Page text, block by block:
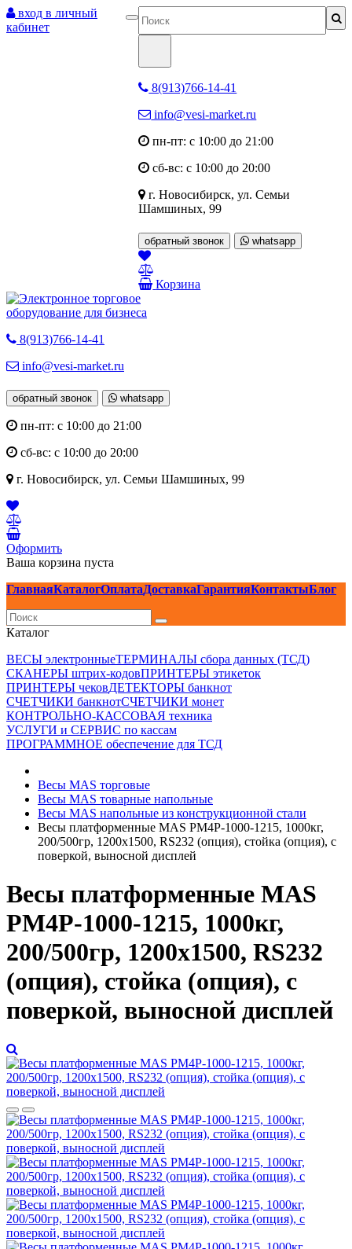
вход в личный
кабинет
8(913)766-14-41
info@vesi-market.ru
пн-пт: с 10:00 до 21:00
сб-вс: с 10:00 до 20:00
г. Новосибирск,ул. Семьи
Шамшиных, 99
обратный звонок whatsapp
Корзина
8(913)766-14-41
info@vesi-market.ru
обратный звонок whatsapp
пн-пт: с 10:00 до 21:00
сб-вс: с 10:00 до 20:00
г. Новосибирск, ул. Семьи Шамшиных, 99
Оформить
Ваша корзина пуста
ГлавнаяКаталогОплатаДоставкаГарантияКонтактыБлог
Каталог
ВЕСЫ электронныеТЕРМИНАЛЫ сбора данных (ТСД)
СКАНЕРЫ штрих-кодовПРИНТЕРЫ этикеток
ПРИНТЕРЫ чековДЕТЕКТОРЫ банкнот
СЧЕТЧИКИ банкнотСЧЕТЧИКИ монет
КОНТРОЛЬНО-КАССОВАЯ техника
УСЛУГИ и СЕРВИС по кассам
ПРОГРАММНОЕ обеспечение для ТСД
Весы MAS торговые
Весы MAS товарные напольные
Весы MAS напольные из конструкционной стали
Весы платформенные MAS PM4P-1000-1215, 1000кг,
200/500гр, 1200х1500, RS232 (опция), стойка (опция), с
поверкой, выносной дисплей
Весы платформенные MAS
PM4P-1000-1215, 1000кг,
200/500гр, 1200х1500, RS232
(опция), стойка (опция), с
поверкой, выносной дисплей